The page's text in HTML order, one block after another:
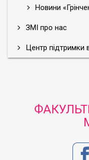
Новини
ЗМІ про нас
Центр підтримки